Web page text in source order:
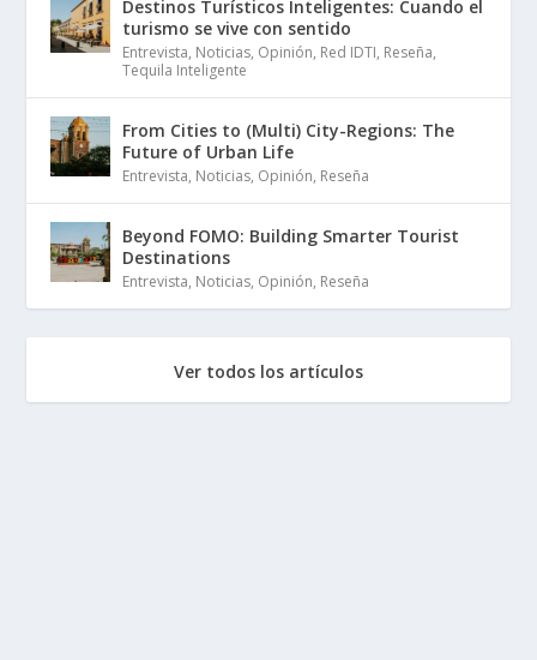
Destinos Turísticos Inteligentes: Cuando el
turismo se vive con sentido
Entrevista, Noticias, Opinión, Red IDTI, Reseña,
Tequila Inteligente
From Cities to (Multi) City-Regions: The
Future of Urban Life
Entrevista, Noticias, Opinión, Reseña
Beyond FOMO: Building Smarter Tourist
Destinations
Entrevista, Noticias, Opinión, Reseña
Ver todos los artículos